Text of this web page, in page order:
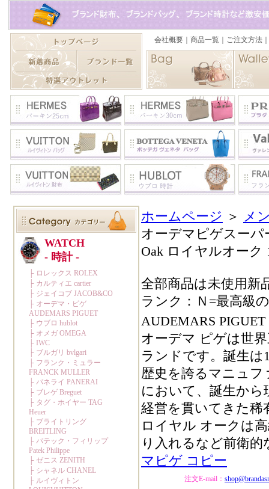
ホームページ ＞ メ
オーデマピゲスーパ
Oak ロイヤルオーク
全部商品は未使用新
ランク：Ｎ=最高級
AUDEMARS
オーデマ ピゲは世
ランドです。誕生は
歴史を誇るマニュフ
において、誕生か
経営を貫いてきた
ロイヤル オークは
り入れるなど前衛
マピゲ コピー
注文E-mail：